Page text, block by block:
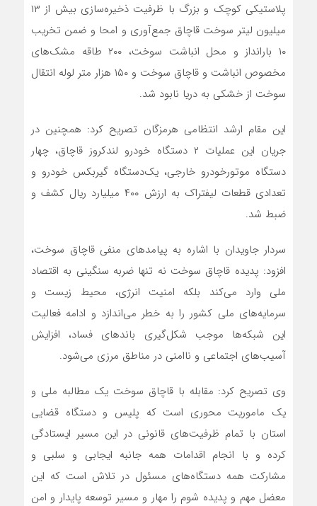
پلاستیکی کوچک و بزرگ با ظرفیت ذخیره‌سازی بیش از ۱۳
میلیون لیتر سوخت قاچاق جمع‌آوری و امحا و ضمن تخریب
۱۰ بارانداز و محل انباشت سوخت، ۲۰۰ طاقه مشک‌های
مخصوص انباشت و قاچاق سوخت و ۱۵۰ هزار متر لوله انتقال
سوخت از خشکی به دریا نابود شد.
این مقام ارشد انتظامی هرمزگان تصریح کرد: همچنین در
جریان این عملیات ۲ دستگاه خودرو لندکروز قاچاق، چهار
دستگاه موتورخودرو خارجی، یک‌دستگاه گیربکس خودرو و
تعدادی قطعات لیفتراک به ارزش ۴۰۰ میلیارد ریال کشف و
ضبط شد.
سردار جاویدان با اشاره به پیامدهای منفی قاچاق سوخت،
افزود: پدیده قاچاق سوخت نه تنها ضربه سنگینی به اقتصاد
ملی وارد می‌کند بلکه امنیت انرژی، محیط زیست و
سرمایه‌های ملی کشور را به خطر می‌اندازد و ادامه فعالیت
این شبکه‌ها موجب شکل‌گیری باندهای فساد، افزایش
آسیب‌های اجتماعی و ناامنی در مناطق مرزی می‌شود.
وی تصریح کرد: مقابله با قاچاق سوخت یک مطالبه ملی و
یک ماموریت محوری است که پلیس و دستگاه قضایی
استان با تمام ظرفیت‌های قانونی در این مسیر ایستادگی
کرده و با انجام اقدامات همه جانبه ایجابی و سلبی و
مشارکت همه دستگاه‌های مسئول در تلاش است که این
معضل مهم و پدیده شوم را مهار و مسیر توسعه پایدار و امن